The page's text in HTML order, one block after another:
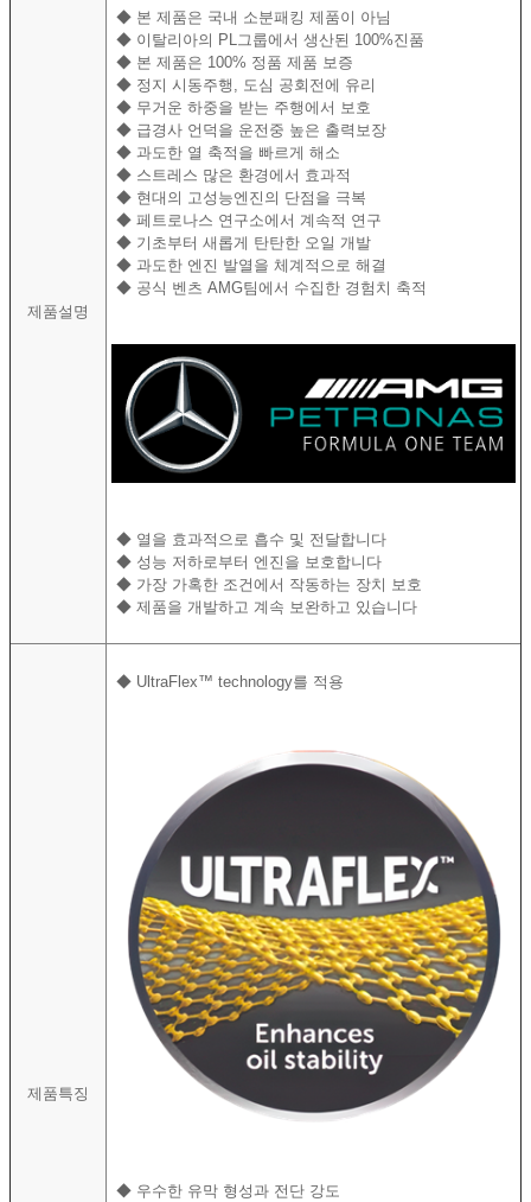
제품설명
◆ 본 제품은 국내 소분패킹 제품이 아님
◆ 이탈리아의 PL그룹에서 생산된 100%진품
◆ 본 제품은 100% 정품 제품 보증
◆ 정지 시동주행, 도심 공회전에 유리
◆ 무거운 하중을 받는 주행에서 보호
◆ 급경사 언덕을 운전중 높은 출력보장
◆ 과도한 열 축적을 빠르게 해소
◆ 스트레스 많은 환경에서 효과적
◆ 현대의 고성능엔진의 단점을 극복
◆ 페트로나스 연구소에서 계속적 연구
◆ 기초부터 새롭게 탄탄한 오일 개발
◆ 과도한 엔진 발열을 체계적으로 해결
◆ 공식 벤츠 AMG팀에서 수집한 경험치 축적
◆ 열을 효과적으로 흡수 및 전달합니다
◆ 성능 저하로부터 엔진을 보호합니다
◆ 가장 가혹한 조건에서 작동하는 장치 보호
◆ 제품을 개발하고 계속 보완하고 있습니다
제품특징
◆ UltraFlex™ technology를 적용
◆ 우수한 유막 형성과 전단 강도